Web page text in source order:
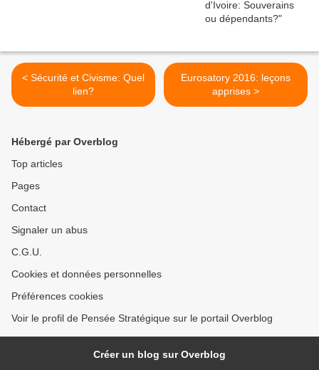
< Sécurité et Civisme: Quel
lien?
Eurosatory 2016: leçons
apprises >
Hébergé par Overblog
Top articles
Pages
Contact
Signaler un abus
C.G.U.
Cookies et données personnelles
Préférences cookies
Voir le profil de Pensée Stratégique sur le portail Overblog
Créer un blog sur Overblog